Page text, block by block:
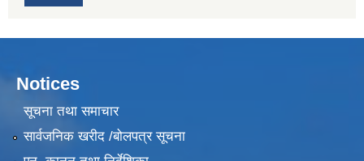
Notices
सूचना तथा समाचार
सार्वजनिक खरीद /बोलपत्र सूचना